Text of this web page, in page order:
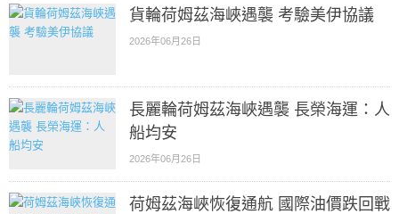
貨輪荷姆茲海峽遇襲 考驗美伊協議
2026年06月26日
長麗輪荷姆茲海峽遇襲 長榮海運：人
船均安
2026年06月26日
荷姆茲海峽恢復通航 國際油價跌回戰